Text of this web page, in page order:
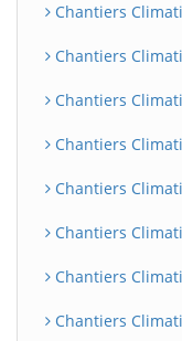
Chantiers
Chantiers
Chantiers
Chantiers
Chantiers
Chantiers
Chantiers
Chantiers